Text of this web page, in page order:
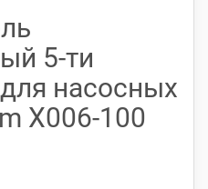
5-ти
насосных
X006-100